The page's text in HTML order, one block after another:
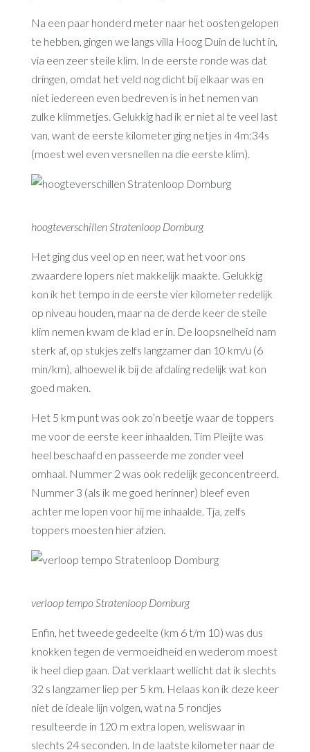
Na een paar honderd meter naar het oosten gelopen
te hebben, gingen we langs villa Hoog Duin de lucht in,
via een zeer steile klim. In de eerste ronde was dat
dringen, omdat het veld nog dicht bij elkaar was en
niet iedereen even bedreven is in het nemen van
zulke klimmetjes. Gelukkig had ik er niet al te veel last
van, want de eerste kilometer ging netjes in 4m:34s
(moest wel even versnellen na die eerste klim).
hoogteverschillen Stratenloop Domburg
Het ging dus veel op en neer, wat het voor ons
zwaardere lopers niet makkelijk maakte. Gelukkig
kon ik het tempo in de eerste vier kilometer redelijk
op niveau houden, maar na de derde keer de steile
klim nemen kwam de klad er in. De loopsnelheid nam
sterk af, op stukjes zelfs langzamer dan 10 km/u (6
min/km), alhoewel ik bij de afdaling redelijk wat kon
goed maken.
Het 5 km punt was ook zo’n beetje waar de toppers
me voor de eerste keer inhaalden. Tim Pleijte was
heel beschaafd en passeerde me zonder veel
omhaal. Nummer 2 was ook redelijk geconcentreerd.
Nummer 3 (als ik me goed herinner) bleef even
achter me lopen voor hij me inhaalde. Tja, zelfs
toppers moesten hier afzien.
verloop tempo Stratenloop Domburg
Enfin, het tweede gedeelte (km 6 t/m 10) was dus
knokken tegen de vermoeidheid en wederom moest
ik heel diep gaan. Dat verklaart wellicht dat ik slechts
32 s langzamer liep per 5 km. Helaas kon ik deze keer
niet de ideale lijn volgen, wat na 5 rondjes
resulteerde in 120 m extra lopen, weliswaar in
slechts 24 seconden. In de laatste kilometer naar de